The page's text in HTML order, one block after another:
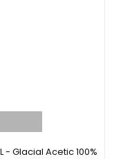
- Glacial Acetic 100%